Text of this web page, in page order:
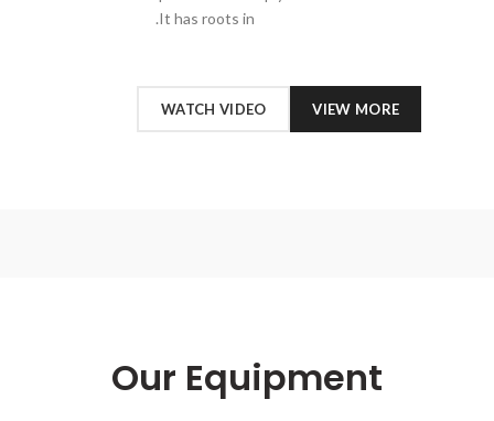
It has roots in.
VIEW MORE
WATCH VIDEO
Our Equipment